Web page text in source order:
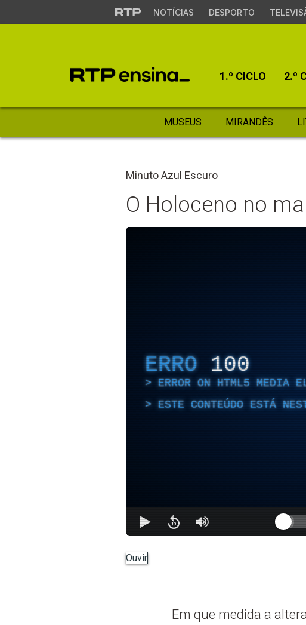
NOTÍCIAS DESPORTO
1.º CICLO 2.º
MUSEUS MIRANDÊS
Minuto Azul Escuro
O Holoceno no
ERRO 100
ERROR ON HTML5 MEDIA
ESTE CONTEÚDO ESTÁ
Ouvir
Em que medida a